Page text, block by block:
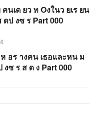
นเด ยว ท Oงในว ยเร ยน
ดป งซ ร Part 000
อร างคน เธอและหน ม
ซ ร ส ด ง Part 000